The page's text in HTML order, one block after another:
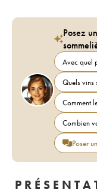
Posez
Avec quel
Quels vins
Comment
Combien
Poser